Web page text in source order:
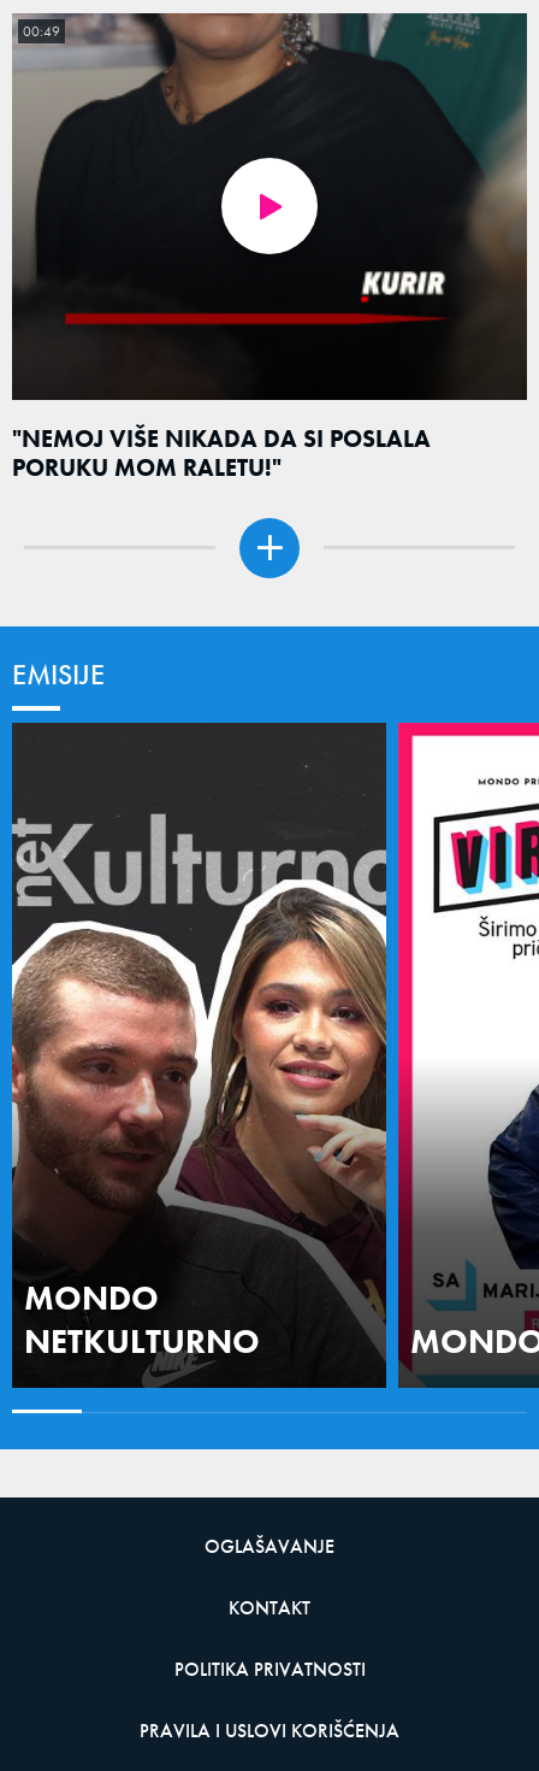
"NEMOJ VIŠE NIKADA DA SI POSLALA
PORUKU MOM RALETU!"
00:49
EMISIJE
MONDO
NETKULTURNO
OGLAŠAVANJE
KONTAKT
POLITIKA PRIVATNOSTI
PRAVILA I USLOVI KORIŠĆENJA